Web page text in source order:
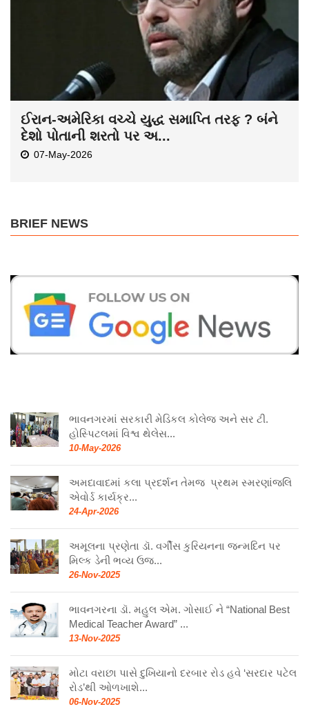
ઈરાન-અમેરિકા વચ્ચે યુદ્ધ સમાપ્તિ તરફ ? બંને
દેશો પોતાની શરતો પર અ...
07-May-2026
BRIEF NEWS
ભાવનગરમાં સરકારી મેડિકલ કોલેજ અને સર ટી.
હોસ્પિટલમાં વિશ્વ થેલેસ...
10-May-2026
અમદાવાદમાં કલા પ્રદર્શન તેમજ પ્રથમ સ્મરણાંજલિ
એવોર્ડ કાર્યક્ર...
24-Apr-2026
અમૂલના પ્રણેતા ડૉ. વર્ગીસ કુરિયનના જન્મદિન પર
મિલ્ક ડેની ભવ્ય ઉજ...
26-Nov-2025
ભાવનગરના ડૉ. મહુલ એમ. ગોસાઈ ને “National Best
Medical Teacher Award” ...
13-Nov-2025
મોટા વરાછા પાસે દુખિયાનો દરબાર રોડ હવે ‘સરદાર પટેલ
રોડ’થી ઓળખાશે...
06-Nov-2025